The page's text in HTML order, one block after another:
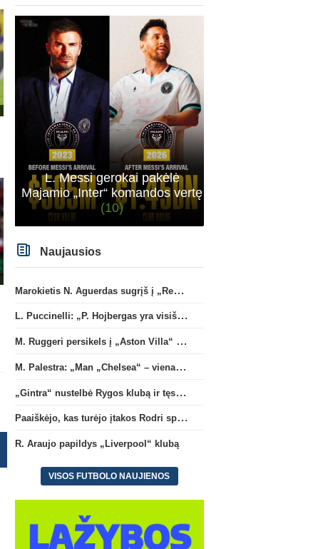
Ispanijos La Liga
Vinicius liks „Real“ gretose(5)
C. Romero karjera gali
L. Messi gerokai pakėlė
Majamio „Inter“ komandos vertę
(10)
Naujausios
Marokietis N. Aguerdas sugrįš į „Real Sociedad“ klubą
L. Puccinelli: „P. Hojbergas yra visiškai susitelkęs darbui Marselyje“
M. Ruggeri persikels į „Aston Villa“ ekipą
M. Palestra: „Man „Chelsea“ – vienas didžiausių klubų futbole“
„Gintra“ nustelbė Rygos klubą ir tęs kovas UEFA Europos taurės atrankoje
Paaiškėjo, kas turėjo įtakos Rodri sprendimui pasirinkti Barselonos pusę
R. Araujo papildys „Liverpool“ klubą
VISOS FUTBOLO NAUJIENOS